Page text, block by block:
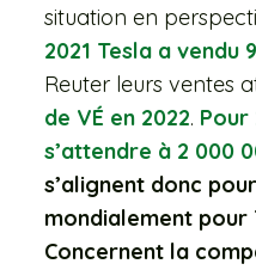
situation en
2021 Tesla a vendu
Reuter leurs ventes
de VÉ en 2022. Pour
s’attendre à 2 000
s’alignent donc
mondialement pour
Concernent la